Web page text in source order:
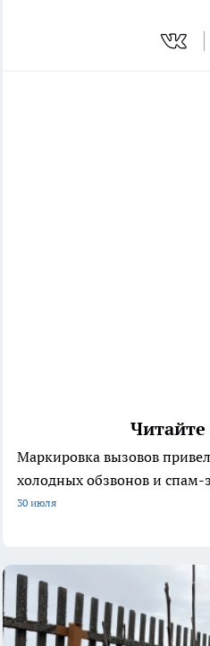
Маркировка вызовов
холодных обзвонов и спам-
30 июля